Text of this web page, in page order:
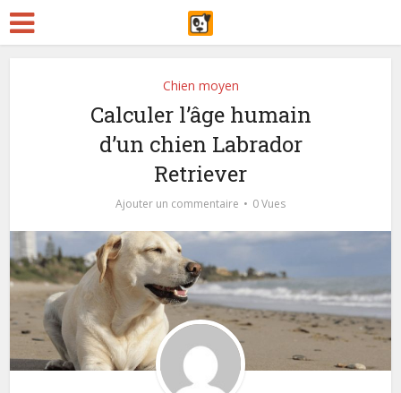
Chien moyen
Calculer l’âge humain
d’un chien Labrador
Retriever
Ajouter un commentaire 0 Vues